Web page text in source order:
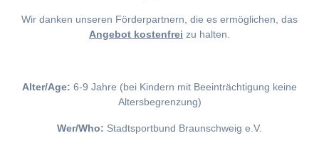
Wir danken unseren Förderpartnern, die es ermöglichen, das
Angebot kostenfrei zu halten.
Alter/Age: 6-9 Jahre (bei Kindern mit Beeinträchtigung keine
Altersbegrenzung)
Wer/Who: Stadtsportbund Braunschweig e.V.